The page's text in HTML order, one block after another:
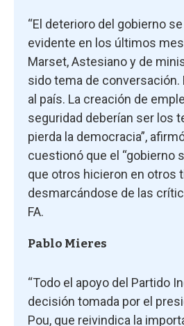
“El deterioro del gobierno
evidente en los últimos
Marset, Astesiano y de
sido tema de conversación.
al país. La creación de
seguridad deberían ser los
pierda la democracia”,
cuestionó que el “gobierno
que otros hicieron en otros
desmarcándose de las
FA.
Pablo Mieres
“Todo el apoyo del Partido
decisión tomada por el
Pou, que reivindica la